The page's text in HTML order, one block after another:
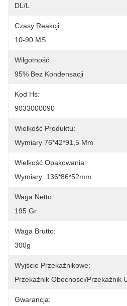
DL/L
Czasy Reakcji:
10-90 MS
Wilgotność:
95% Bez Kondensacji
Kod Hs:
9033000090
Wielkość Produktu:
Wymiary 76*42*91,5 Mm
Wielkość Opakowania:
Wymiary: 136*86*52mm
Waga Netto:
195 Gr
Waga Brutto:
300g
Wyjście Przekaźnikowe:
Przekaźnik Obecności/przekaźnik
Gwarancja: